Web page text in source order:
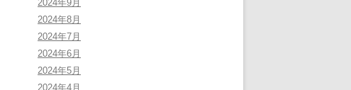
2024年9月
2024年8月
2024年7月
2024年6月
2024年5月
2024年4月